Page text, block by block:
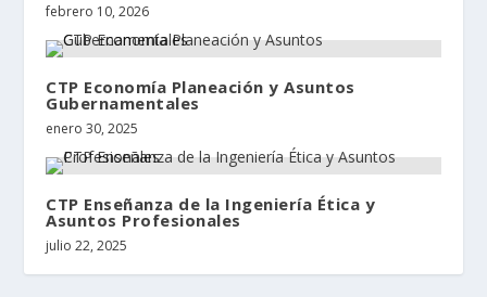
febrero 10, 2026
CTP Economía Planeación y Asuntos
Gubernamentales
enero 30, 2025
CTP Enseñanza de la Ingeniería Ética y
Asuntos Profesionales
julio 22, 2025